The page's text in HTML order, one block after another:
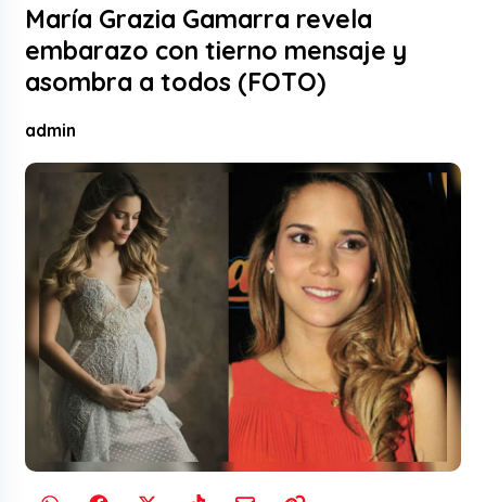
María Grazia Gamarra revela
embarazo con tierno mensaje y
asombra a todos (FOTO)
admin